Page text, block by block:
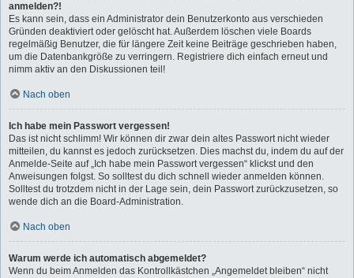
anmelden?!
Es kann sein, dass ein Administrator dein Benutzerkonto aus verschieden
Gründen deaktiviert oder gelöscht hat. Außerdem löschen viele Boards
regelmäßig Benutzer, die für längere Zeit keine Beiträge geschrieben haben,
um die Datenbankgröße zu verringern. Registriere dich einfach erneut und
nimm aktiv an den Diskussionen teil!
Nach oben
Ich habe mein Passwort vergessen!
Das ist nicht schlimm! Wir können dir zwar dein altes Passwort nicht wieder
mitteilen, du kannst es jedoch zurücksetzen. Dies machst du, indem du auf der
Anmelde-Seite auf „Ich habe mein Passwort vergessen“ klickst und den
Anweisungen folgst. So solltest du dich schnell wieder anmelden können.
Solltest du trotzdem nicht in der Lage sein, dein Passwort zurückzusetzen, so
wende dich an die Board-Administration.
Nach oben
Warum werde ich automatisch abgemeldet?
Wenn du beim Anmelden das Kontrollkästchen „Angemeldet bleiben“ nicht